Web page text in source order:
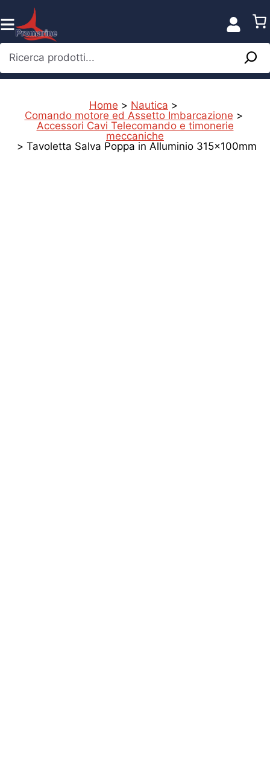
al
contenuto
Ricerca prodotti...
Home > Nautica >
Comando motore ed Assetto Imbarcazione >
Accessori Cavi Telecomando e timonerie
meccaniche
> Tavoletta Salva Poppa in Alluminio 315x100mm